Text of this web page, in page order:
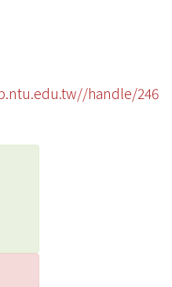
handle/246